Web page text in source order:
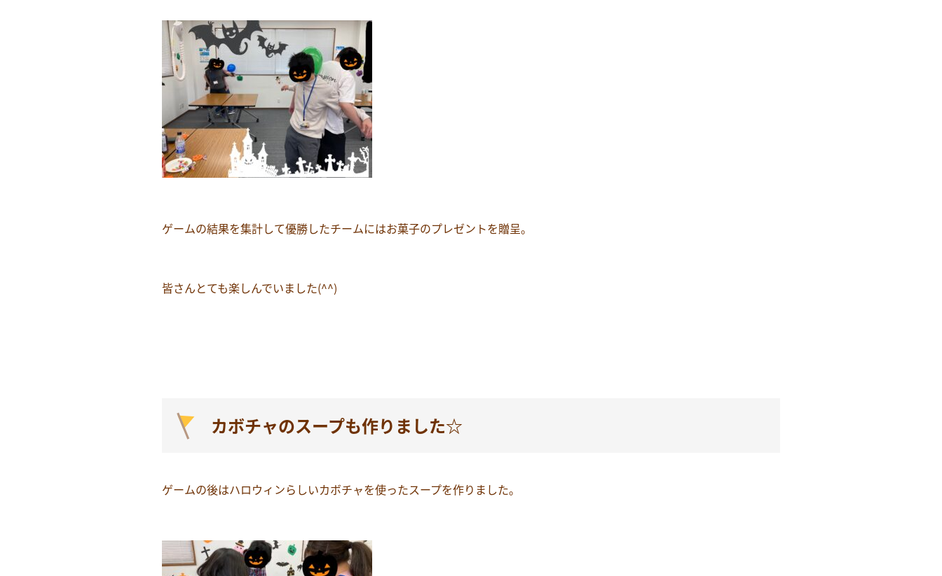
ゲームの結果を集計して優勝したチームにはお菓子のプレゼントを贈呈。
皆さんとても楽しんでいました(^^)
カボチャのスープも作りました☆
ゲームの後はハロウィンらしいカボチャを使ったスープを作りました。